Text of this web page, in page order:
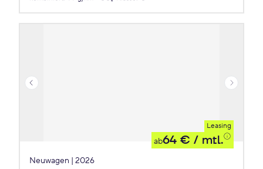
Leasing
ab64 € / mtl.
Neuwagen | 2026